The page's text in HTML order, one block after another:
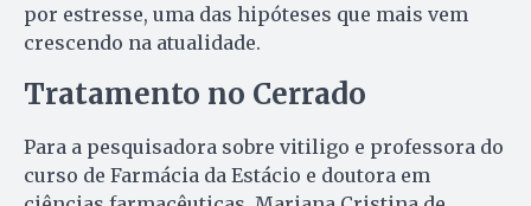
por estresse, uma das hipóteses que mais vem
crescendo na atualidade.
Tratamento no Cerrado
Para a pesquisadora sobre vitiligo e professora do
curso de Farmácia da Estácio e doutora em